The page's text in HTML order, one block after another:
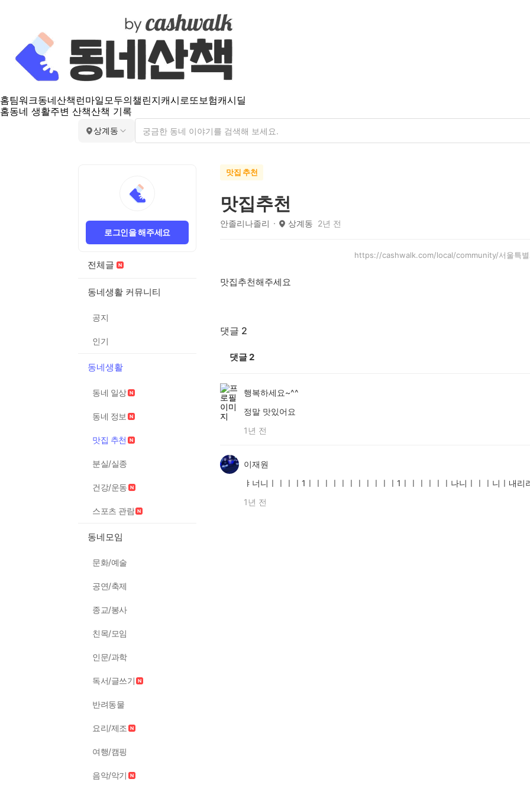
홈팀워크동네산책 런마일모두의챌린지캐시로또보험캐시딜
홈동네 생활주변 산책산책 기록
상계동
로그인을 해주세요
전체글
동네생활 커뮤니티
공지
인기
동네생활
동네 일상
동네 정보
맛집 추천
분실/실종
건강/운동
스포츠 관람
동네모임
문화/예술
공연/축제
종교/봉사
친목/모임
인문/과학
독서/글쓰기
반려동물
요리/제조
여행/캠핑
음악/악기
맛집 추천
맛집추천
안졸리나졸리 상계동 2년 전
https://cashwalk.com/local/community/서울특
맛집추천해주세요
댓글 2
댓글2
행복하세요~^^
정말 맛있어요
1년 전
이재원
ㅑ너니ㅣㅣㅣㅣ1ㅣㅣㅣㅣㅣㅣㅣㅣㅣㅣㅣ1ㅣㅣㅣㅣㅣㅣ나니ㅣㅣㅣ니ㅣ내리
1년 전